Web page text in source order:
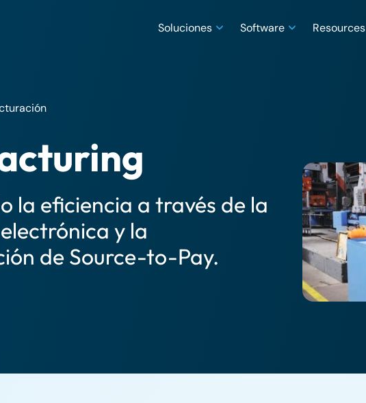
Soluciones Software Resources
la eficiencia a través de la
y la
de Source-to-Pay.